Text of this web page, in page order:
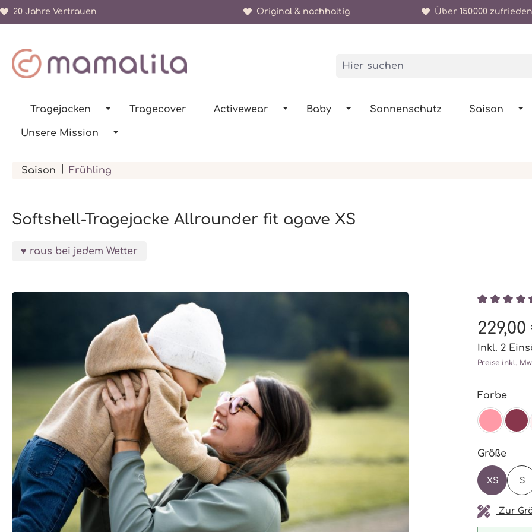
Zur Hauptnavigation springen
20 Jahre Vertrauen Original & nachhaltig Über 150.000
Tragejacken Tragecover Activewear Baby Sonnenschutz Saison
Unsere Mission
Saison Frühling
Softshell-Tragejacke Allrounder fit agave XS
raus bei jedem Wetter
Inkl. 2
Preise inkl.
Farbe
Größe
XS S
Zur